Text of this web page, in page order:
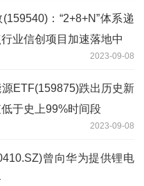
：“2+8+N”体系递
业信创项目加速落地中
2023-09-08
ETF(159875)跌出历史新
于史上99%时间段
2023-09-08
曾向华为提供锂电